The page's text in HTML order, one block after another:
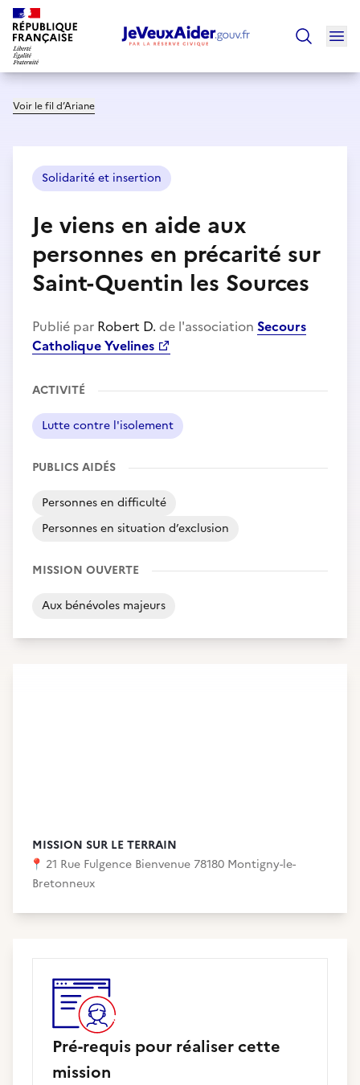
Voir le fil d’Ariane
Solidarité et insertion
Je viens en aide aux
personnes en précarité sur
Saint-Quentin les Sources
Publié par Robert D. de l'association Secours
Catholique Yvelines
ACTIVITÉ
Lutte contre l'isolement
PUBLICS AIDÉS
Personnes en difficulté
Personnes en situation d’exclusion
MISSION OUVERTE
Aux bénévoles majeurs
MISSION SUR LE TERRAIN
📍 21 Rue Fulgence Bienvenue 78180 Montigny-le-
Bretonneux
Pré-requis pour réaliser cette
mission